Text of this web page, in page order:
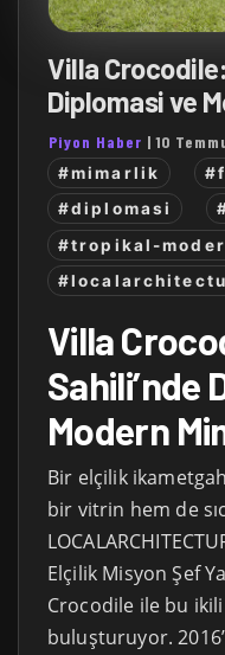
Villa
Diplomasi ve
Piyon Haber |10
#mimarlik
#diplomasi
#tropikal-
Villa
Sahili’nde
Modern
Bir elçilik
bir vitrin hem de
Elçilik Misyon Şef
Crocodile ile bu
buluşturuyor.